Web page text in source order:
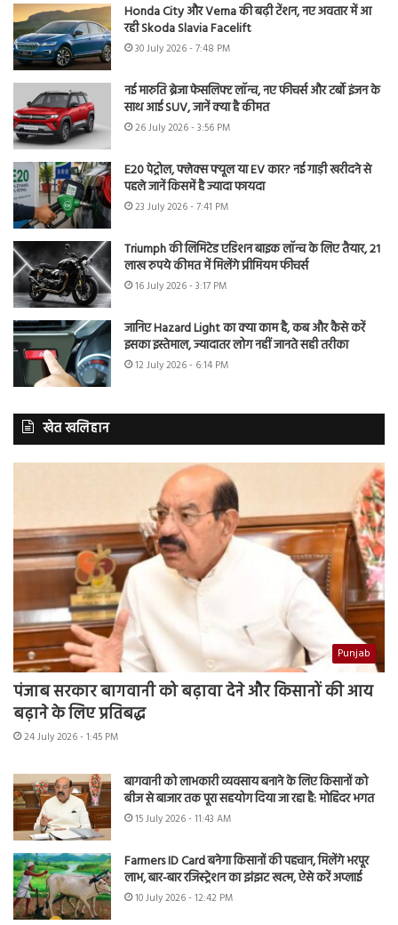
Honda City और Verna की बढ़ी टेंशन, नए अवतार में आ
रही Skoda Slavia Facelift
30 July 2026 - 7:48 PM
नई मारुति ब्रेजा फेसलिफ्ट लॉन्च, नए फीचर्स और टर्बो इंजन के
साथ आई SUV, जानें क्या है कीमत
26 July 2026 - 3:56 PM
E20 पेट्रोल, फ्लेक्स फ्यूल या EV कार? नई गाड़ी खरीदने से
पहले जानें किसमें है ज्यादा फायदा
23 July 2026 - 7:41 PM
Triumph की लिमिटेड एडिशन बाइक लॉन्च के लिए तैयार, 21
लाख रुपये कीमत में मिलेंगे प्रीमियम फीचर्स
16 July 2026 - 3:17 PM
जानिए Hazard Light का क्या काम है, कब और कैसे करें
इसका इस्तेमाल, ज्यादातर लोग नहीं जानते सही तरीका
12 July 2026 - 6:14 PM
खेत खलिहान
Punjab
पंजाब सरकार बागवानी को बढ़ावा देने और किसानों की आय
बढ़ाने के लिए प्रतिबद्ध
24 July 2026 - 1:45 PM
बागवानी को लाभकारी व्यवसाय बनाने के लिए किसानों को
बीज से बाजार तक पूरा सहयोग दिया जा रहा है: मोहिंदर भगत
15 July 2026 - 11:43 AM
Farmers ID Card बनेगा किसानों की पहचान, मिलेंगे भरपूर
लाभ, बार-बार रजिस्ट्रेशन का झंझट खत्म, ऐसे करें अप्लाई
10 July 2026 - 12:42 PM